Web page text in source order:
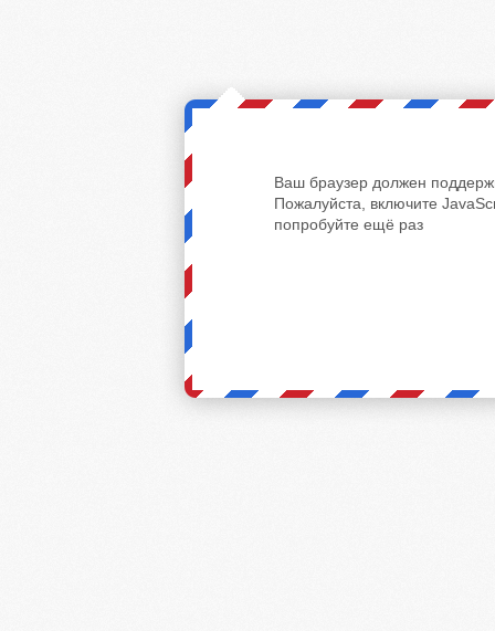
Ваш браузер должен
Пожалуйста, включите
попробуйте ещё раз